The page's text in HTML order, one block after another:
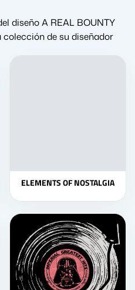
diseño A REAL BOUNTY
colección de su diseñador
ELEMENTS OF NOSTALGIA